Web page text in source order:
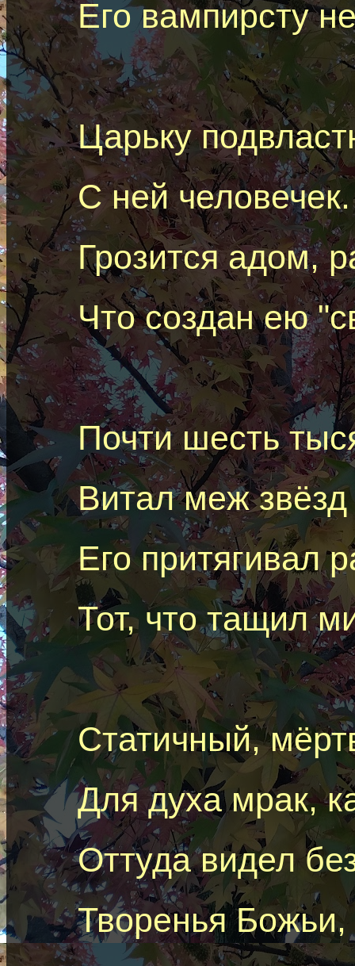
Еговампирсту
Царьку
Cней
Грозится адом,
Что создан ею
Почти шесть
Витал меж
Его притягивал
Тот, что тащил
Статичный,
Для духа мрак,
Оттуда видел
Творенья